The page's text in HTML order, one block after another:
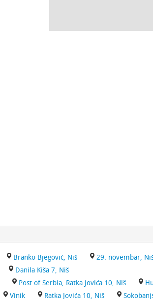
Branko Bjegović, Niš
29. novembar,
Danila Kiša 7, Niš
Post of Serbia, Ratka Jovića 10, Niš
Vinik Ratka Jovića 10, Niš